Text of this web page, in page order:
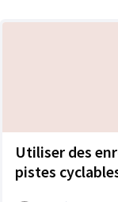
Utiliser des
pistes